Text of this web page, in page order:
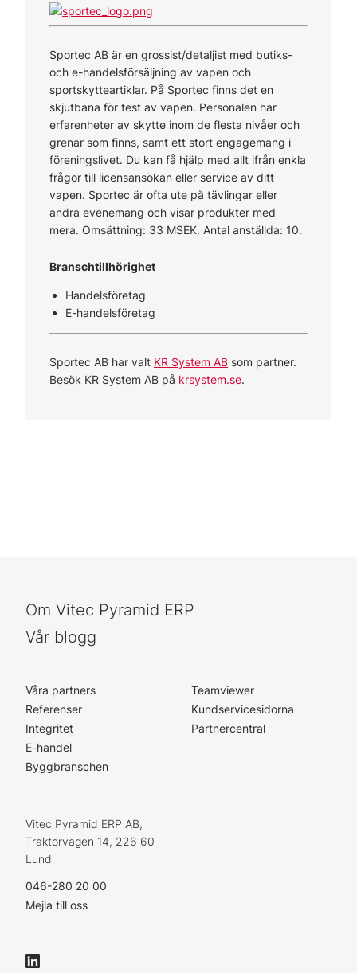
Sportec AB är en grossist/detaljist med butiks-
och e-handelsförsäljning av vapen och
sportskytteartiklar. På Sportec finns det en
skjutbana för test av vapen. Personalen har
erfarenheter av skytte inom de flesta nivåer och
grenar som finns, samt ett stort engagemang i
föreningslivet. Du kan få hjälp med allt ifrån enkla
frågor till licensansökan eller service av ditt
vapen. Sportec är ofta ute på tävlingar eller
andra evenemang och visar produkter med
mera. Omsättning: 33 MSEK. Antal anställda: 10.
Branschtillhörighet
Handelsföretag
E-handelsföretag
Sportec AB har valt KR System AB som partner.
Besök KR System AB på krsystem.se.
Om Vitec Pyramid ERP
Vår blogg
Våra partners
Referenser
Integritet
E-handel
Byggbranschen
Teamviewer
Kundservicesidorna
Partnercentral
Vitec Pyramid ERP AB,
Traktorvägen 14, 226 60
Lund
046-280 20 00
Mejla till oss